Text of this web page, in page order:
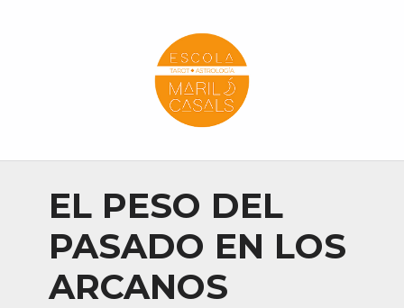
EL PESO DEL
PASADO EN LOS
ARCANOS